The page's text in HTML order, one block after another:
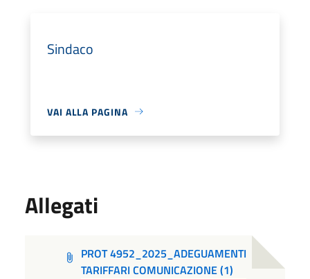
Sindaco
VAI ALLA PAGINA
Allegati
PROT 4952_2025_ADEGUAMENTI
TARIFFARI COMUNICAZIONE (1)